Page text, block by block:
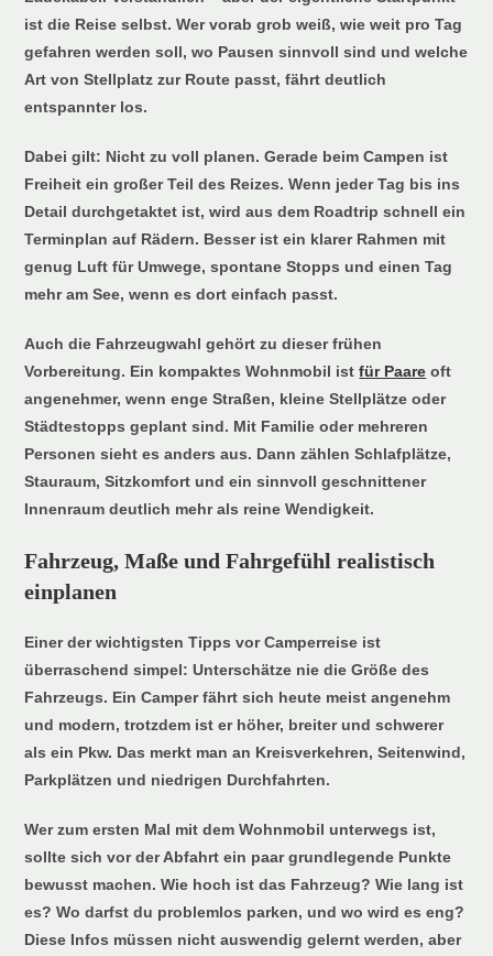
ist die Reise selbst. Wer vorab grob weiß, wie weit pro Tag
gefahren werden soll, wo Pausen sinnvoll sind und welche
Art von Stellplatz zur Route passt, fährt deutlich
entspannter los.
Dabei gilt: Nicht zu voll planen. Gerade beim Campen ist
Freiheit ein großer Teil des Reizes. Wenn jeder Tag bis ins
Detail durchgetaktet ist, wird aus dem Roadtrip schnell ein
Terminplan auf Rädern. Besser ist ein klarer Rahmen mit
genug Luft für Umwege, spontane Stopps und einen Tag
mehr am See, wenn es dort einfach passt.
Auch die Fahrzeugwahl gehört zu dieser frühen
Vorbereitung. Ein kompaktes Wohnmobil istfür Paare oft
angenehmer, wenn enge Straßen, kleine Stellplätze oder
Städtestopps geplant sind. Mit Familie oder mehreren
Personen sieht es anders aus. Dann zählen Schlafplätze,
Stauraum, Sitzkomfort und ein sinnvoll geschnittener
Innenraum deutlich mehr als reine Wendigkeit.
Fahrzeug, Maße und Fahrgefühl realistisch
einplanen
Einer der wichtigsten Tipps vor Camperreise ist
überraschend simpel: Unterschätze nie die Größe des
Fahrzeugs. Ein Camper fährt sich heute meist angenehm
und modern, trotzdem ist er höher, breiter und schwerer
als ein Pkw. Das merkt man an Kreisverkehren, Seitenwind,
Parkplätzen und niedrigen Durchfahrten.
Wer zum ersten Mal mit dem Wohnmobil unterwegs ist,
sollte sich vor der Abfahrt ein paar grundlegende Punkte
bewusst machen. Wie hoch ist das Fahrzeug? Wie lang ist
es? Wo darfst du problemlos parken, und wo wird es eng?
Diese Infos müssen nicht auswendig gelernt werden, aber